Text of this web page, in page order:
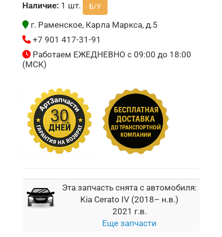
Наличие: 1 шт. Б/У
г. Раменское, Карла Маркса, д.5
+7 901 417-31-91
Работаем ЕЖЕДНЕВНО с 09:00 до 18:00
(МСК)
Эта запчасть снята с автомобиля:
Kia Cerato IV (2018– н.в.)
2021 г.в.
Еще запчасти